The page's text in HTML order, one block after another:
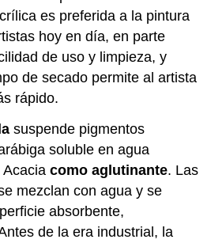
es preferida a la pintura
hoy en día, en parte
de uso y limpieza, y
de secado permite al artista
rápido.
suspende pigmentos
soluble en agua
Acaciacomo aglutinante. Las
mezclan con agua y se
absorbente,
de la era industrial, la